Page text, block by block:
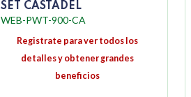
SET CASTADEL
WEB-PWT-900-CA
Registrate para ver todos los
detalles y obtener grandes
beneficios